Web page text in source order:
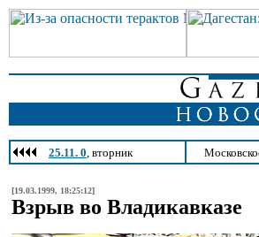
25.11. 0, вторник
[19.03.1999, 18:25:12]
Взрыв во Владикавказе